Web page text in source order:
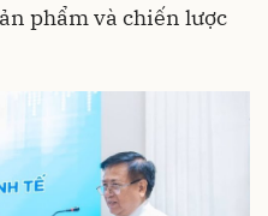
phẩm và chiến lược